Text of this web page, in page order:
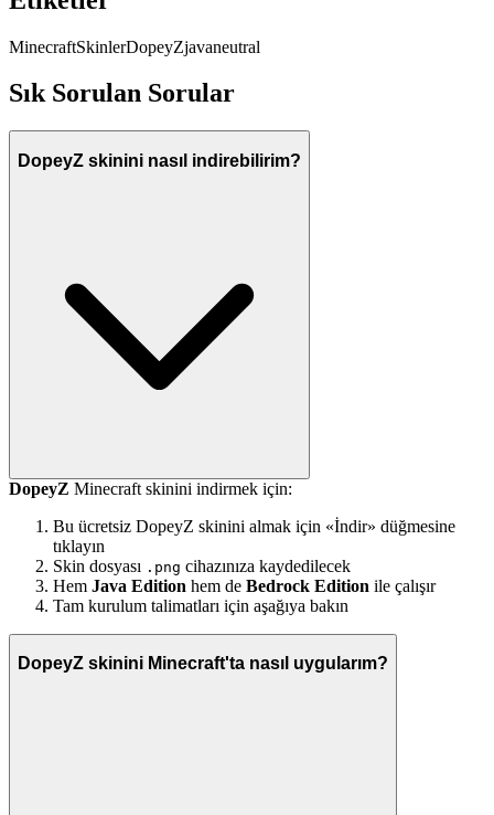
MinecraftSkinlerDopeyZjavaneutral
Sık Sorulan Sorular
DopeyZ skinini nasıl indirebilirim?
DopeyZ Minecraft skinini indirmek için:
Bu ücretsiz DopeyZ skinini almak için «İndir» düğmesine
tıklayın
Skin dosyası .png cihazınıza kaydedilecek
Hem Java Edition hem de Bedrock Edition ile çalışır
Tam kurulum talimatları için aşağıya bakın
DopeyZ skinini Minecraft'ta nasıl uygularım?